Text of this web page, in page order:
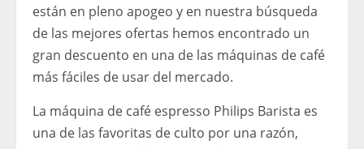
están en pleno apogeo y en nuestra búsqueda
de las mejores ofertas hemos encontrado un
gran descuento en una de las máquinas de café
más fáciles de usar del mercado.
La máquina de café espresso Philips Barista es
una de las favoritas de culto por una razón,